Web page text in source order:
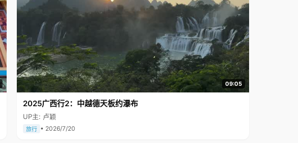
09:05
2025广西行2：中越德天板约瀑布
UP主: 卢颖
旅行 • 2026/7/20